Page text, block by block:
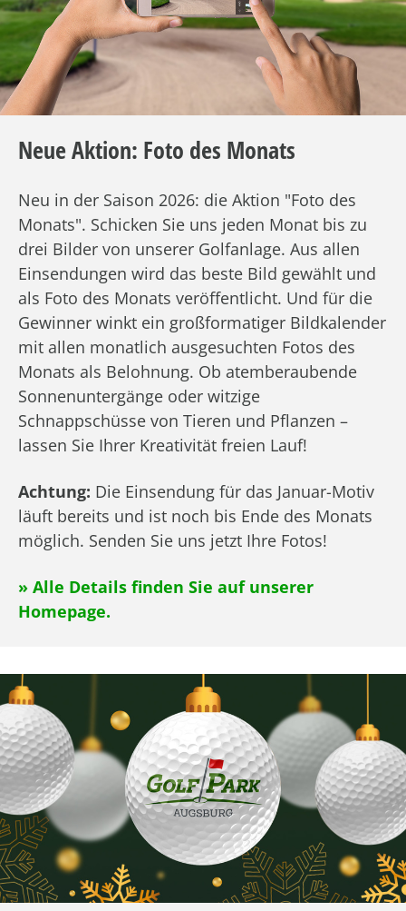
Neue Aktion: Foto des Monats
Neu in der Saison 2026: die Aktion "Foto des
Monats". Schicken Sie uns jeden Monat bis zu
drei Bilder von unserer Golfanlage. Aus allen
Einsendungen wird das beste Bild gewählt und
als Foto des Monats veröffentlicht. Und für die
Gewinner winkt ein großformatiger Bildkalender
mit allen monatlich ausgesuchten Fotos des
Monats als Belohnung. Ob atemberaubende
Sonnenuntergänge oder witzige
Schnappschüsse von Tieren und Pflanzen –
lassen Sie Ihrer Kreativität freien Lauf!
Achtung: Die Einsendung für das Januar-Motiv
läuft bereits und ist noch bis Ende des Monats
möglich. Senden Sie uns jetzt Ihre Fotos!
» Alle Details finden Sie auf unserer
Homepage.